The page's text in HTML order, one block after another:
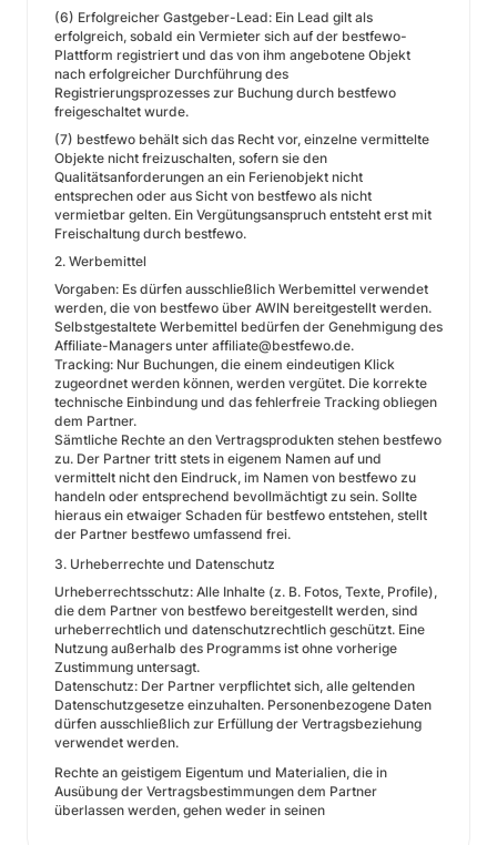
(6) Erfolgreicher Gastgeber-Lead: Ein Lead gilt als
erfolgreich, sobald ein Vermieter sich auf der bestfewo-
Plattform registriert und das von ihm angebotene Objekt
nach erfolgreicher Durchführung des
Registrierungsprozesses zur Buchung durch bestfewo
freigeschaltet wurde.
(7) bestfewo behält sich das Recht vor, einzelne vermittelte
Objekte nicht freizuschalten, sofern sie den
Qualitätsanforderungen an ein Ferienobjekt nicht
entsprechen oder aus Sicht von bestfewo als nicht
vermietbar gelten. Ein Vergütungsanspruch entsteht erst mit
Freischaltung durch bestfewo.
2. Werbemittel
Vorgaben: Es dürfen ausschließlich Werbemittel verwendet
werden, die von bestfewo über AWIN bereitgestellt werden.
Selbstgestaltete Werbemittel bedürfen der Genehmigung des
Affiliate-Managers unter affiliate@bestfewo.de.
Tracking: Nur Buchungen, die einem eindeutigen Klick
zugeordnet werden können, werden vergütet. Die korrekte
technische Einbindung und das fehlerfreie Tracking obliegen
dem Partner.
Sämtliche Rechte an den Vertragsprodukten stehen bestfewo
zu. Der Partner tritt stets in eigenem Namen auf und
vermittelt nicht den Eindruck, im Namen von bestfewo zu
handeln oder entsprechend bevollmächtigt zu sein. Sollte
hieraus ein etwaiger Schaden für bestfewo entstehen, stellt
der Partner bestfewo umfassend frei.
3. Urheberrechte und Datenschutz
Urheberrechtsschutz: Alle Inhalte (z. B. Fotos, Texte, Profile),
die dem Partner von bestfewo bereitgestellt werden, sind
urheberrechtlich und datenschutzrechtlich geschützt. Eine
Nutzung außerhalb des Programms ist ohne vorherige
Zustimmung untersagt.
Datenschutz: Der Partner verpflichtet sich, alle geltenden
Datenschutzgesetze einzuhalten. Personenbezogene Daten
dürfen ausschließlich zur Erfüllung der Vertragsbeziehung
verwendet werden.
Rechte an geistigem Eigentum und Materialien, die in
Ausübung der Vertragsbestimmungen dem Partner
überlassen werden, gehen weder in seinen